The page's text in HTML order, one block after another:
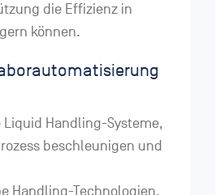
die Effizienz in
können.
Handling-Systeme,
beschleunigen und